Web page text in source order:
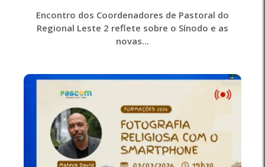
Encontro dos Coordenadores de Pastoral do
Regional Leste 2 reflete sobre o Sínodo e as
novas...